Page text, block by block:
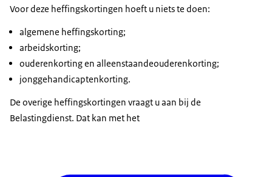
Voor deze heffingskortingen hoeft u niets te doen:
algemene heffingskorting;
arbeidskorting;
ouderenkorting en alleenstaandeouderenkorting;
jonggehandicaptenkorting.
De overige heffingskortingen vraagt u aan bij de
Belastingdienst. Dat kan met het